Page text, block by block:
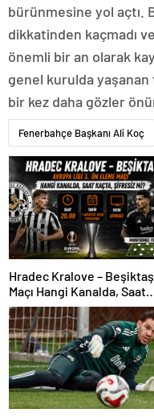
bürünmesine yol açtı.
dikkatinden kaçmadı
önemli bir an olarak
genel kurulda
bir kez daha gözler
Fenerbahçe Başkanı Ali Koç
Hradec Kralove – Beşiktaş
Maçı Hangi Kanalda, Saat
Kaçta, Şifresiz Mi?